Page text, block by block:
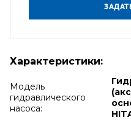
Характеристики:
Модель
гидравлического
насоса: